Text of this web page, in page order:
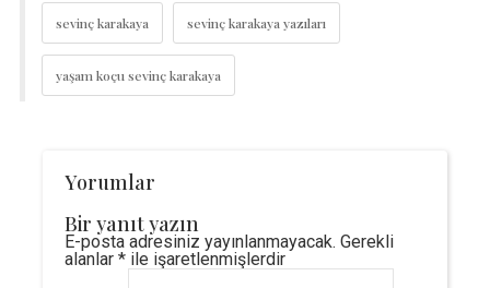
sevinç karakaya sevinç karakaya yazıları
yaşam koçu sevinç karakaya
Yorumlar
Bir yanıt yazın
E-posta adresiniz yayınlanmayacak. Gerekli
alanlar *ile işaretlenmişlerdir